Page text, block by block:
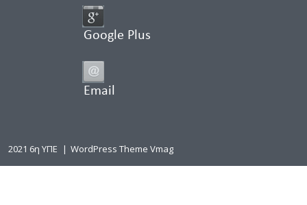
Google Plus
Email
2021 6η ΥΠΕ | WordPress Theme Vmag